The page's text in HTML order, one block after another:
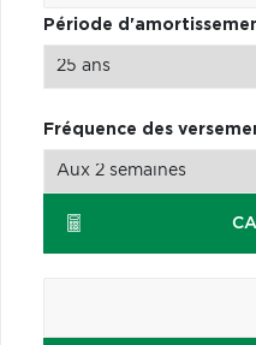
Période
Fréquence des